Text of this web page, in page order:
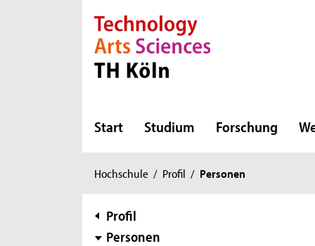
Direkt zur Hauptnavigation
Direkt zur Subnavigation
Direkt zum Inhalt
Direkt zum Fußbereich
Start Studium Forschung
Sie
hier:
Hochschule / Profil / Personen
Subnavigation
Profil
Personen